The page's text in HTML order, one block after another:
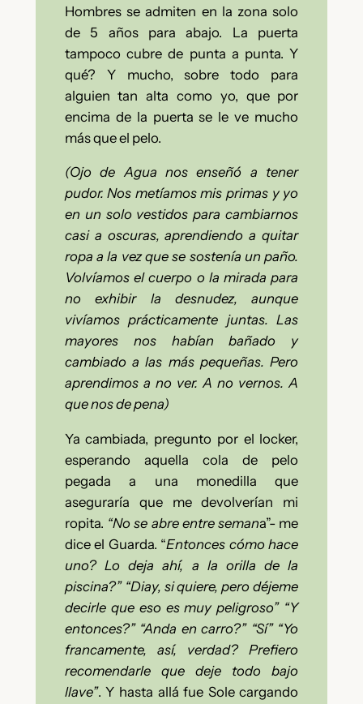
Hombres se admiten en la zona solo
de 5 años para abajo. La puerta
tampoco cubre de punta a punta. Y
qué? Y mucho, sobre todo para
alguien tan alta como yo, que por
encima de la puerta se le ve mucho
más que el pelo.
(Ojo de Agua nos enseñó a tener
pudor. Nos metíamos mis primas y yo
en un solo vestidos para cambiarnos
casi a oscuras, aprendiendo a quitar
ropa a la vez que se sostenía un paño.
Volvíamos el cuerpo o la mirada para
no exhibir la desnudez, aunque
vivíamos prácticamente juntas. Las
mayores nos habían bañado y
cambiado a las más pequeñas. Pero
aprendimos a no ver. A no vernos. A
que nos de pena)
Ya cambiada, pregunto por el locker,
esperando aquella cola de pelo
pegada a una monedilla que
aseguraría que me devolverían mi
ropita. “No se abre entre semana”- me
dice el Guarda. “Entonces cómo hace
uno? Lo deja ahí, a la orilla de la
piscina?” “Diay, si quiere, pero déjeme
decirle que eso es muy peligroso” “Y
entonces?” “Anda en carro?” “Sí” “Yo
francamente, así, verdad? Prefiero
recomendarle que deje todo bajo
llave”. Y hasta allá fue Sole cargando